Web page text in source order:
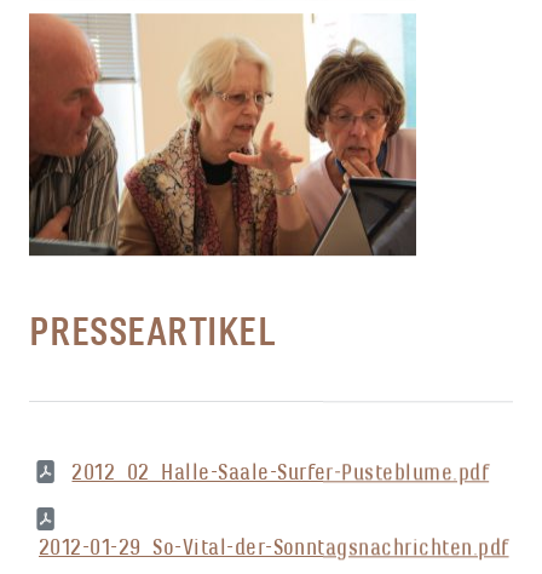
PRESSEARTIKEL
2012_02_Halle-Saale-Surfer-Pusteblume.pdf
2012-01-29_So-Vital-der-Sonntagsnachrichten.pdf